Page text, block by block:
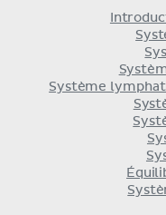
Système